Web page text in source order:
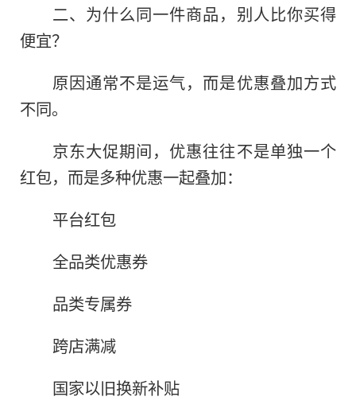
二、为什么同一件商品，别人比你买得
便宜？
原因通常不是运气，而是优惠叠加方式
不同。
京东大促期间，优惠往往不是单独一个
红包，而是多种优惠一起叠加：
平台红包
全品类优惠券
品类专属券
跨店满减
国家以旧换新补贴